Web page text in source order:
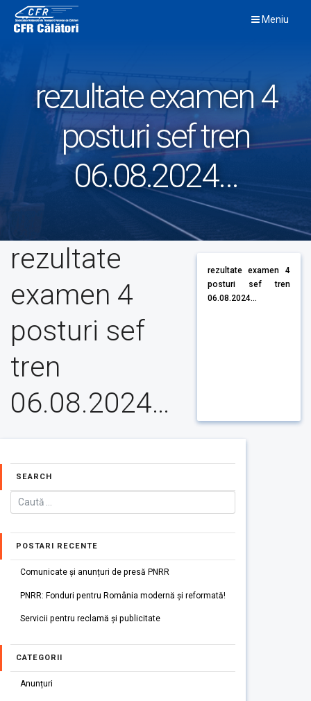
content
Meniu
rezultate examen 4
posturi sef tren
06.08.2024…
rezultate
examen 4
posturi sef
tren
06.08.2024…
rezultate examen 4
posturi sef tren
06.08.2024...
SEARCH
POSTARI RECENTE
Comunicate și anunțuri de presă PNRR
PNRR: Fonduri pentru România modernă și reformată!
Servicii pentru reclamă și publicitate
CATEGORII
Anunțuri